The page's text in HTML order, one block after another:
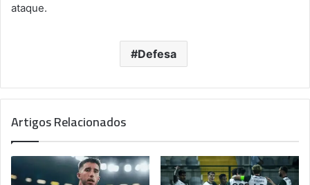
ataque.
Defesa
Artigos Relacionados